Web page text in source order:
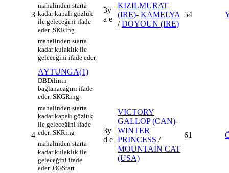
3
mahalinden starta
kadar kapalı gözlük
ile geleceğini ifade
eder. SKRing
mahalinden starta
kadar kulaklık ile
geleceğini ifade eder.
3y
a e
KIZILMURAT
(IRE)- KAMELYA
/DOYOUN (IRE)
54
4
AYTUNGA(1)
DBDilinin
bağlanacağını ifade
eder. SKGRing
mahalinden starta
kadar kapalı gözlük
ile geleceğini ifade
eder. SKRing
mahalinden starta
kadar kulaklık ile
geleceğini ifade
eder. ÖGStart
3y
d e
VICTORY
GALLOP (CAN)-
WINTER
PRINCESS /
MOUNTAIN CAT
(USA)
61